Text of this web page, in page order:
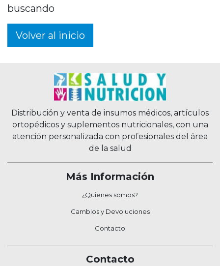
buscando
Volver al inicio
Distribución y venta de insumos médicos, artículos
ortopédicos y suplementos nutricionales, con una
atención personalizada con profesionales del área
de la salud
Más Información
¿Quienes somos?
Cambios y Devoluciones
Contacto
Contacto